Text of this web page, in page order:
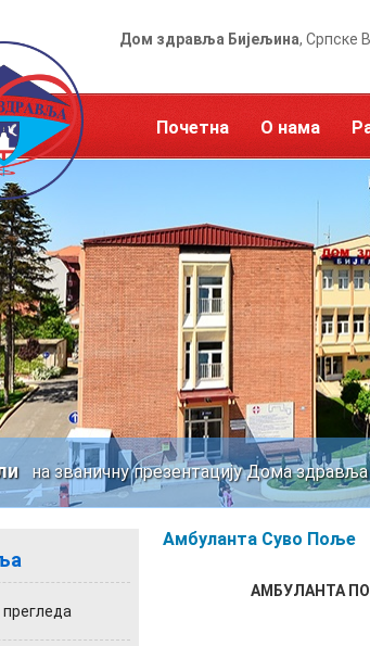
Дом здравља Бијељина, Српске
Почетна О нама
на званичну презентацију Дома
Амбуланта Суво Поље
АМБУЛАНТА